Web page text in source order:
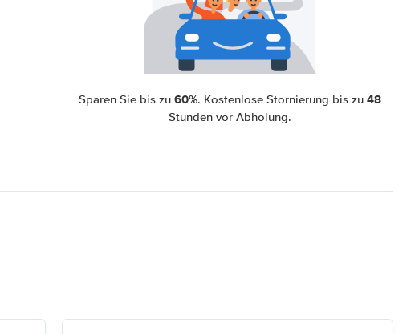
Sparen Sie bis zu60%. Kostenlose Stornierung bis zu48
Stunden vor Abholung.